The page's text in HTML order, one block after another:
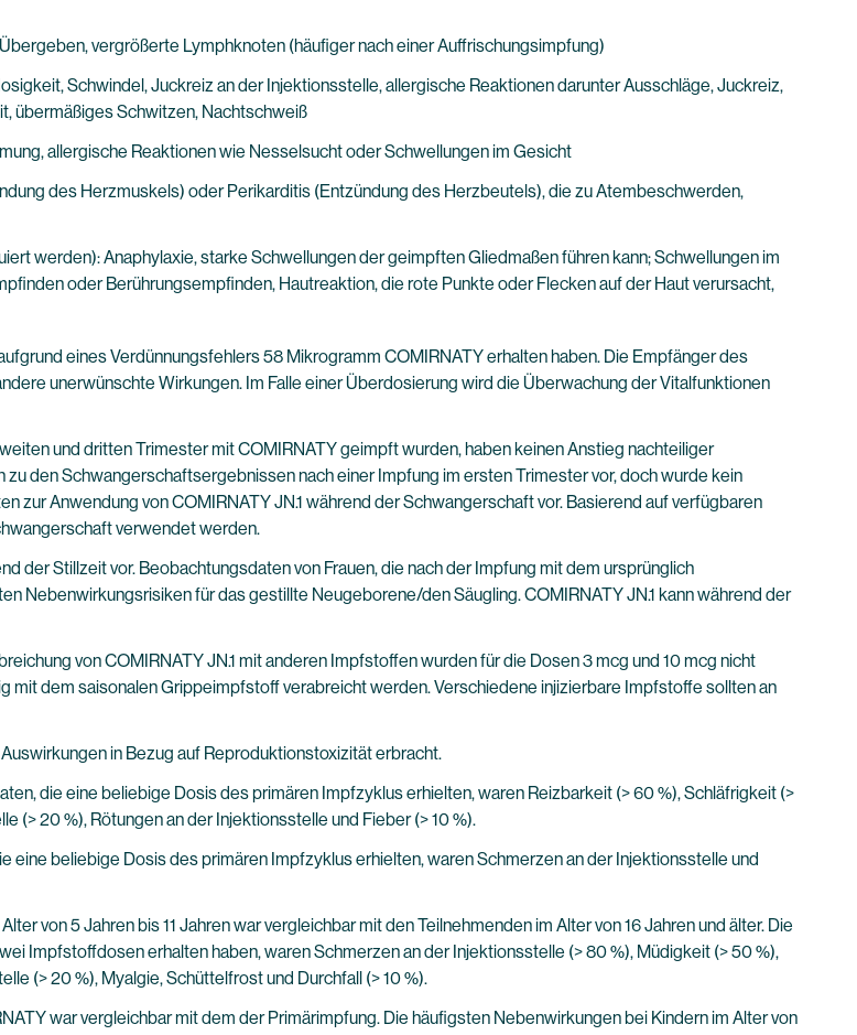
vergrößerte Lymphknoten (häufiger nach einer Auffrischungsimpfung)
Schwindel, Juckreiz an der Injektionsstelle, allergische Reaktionen darunter Ausschläge, Juckreiz,
übermäßiges Schwitzen, Nachtschweiß
allergische Reaktionen wie Nesselsucht oder Schwellungen im Gesicht
des Herzmuskels) oder Perikarditis (Entzündung des Herzbeutels), die zu Atembeschwerden,
werden): Anaphylaxie, starke Schwellungen der geimpften Gliedmaßen führen kann; Schwellungen im
oder Berührungsempfinden, Hautreaktion, die rote Punkte oder Flecken auf der Haut verursacht,
eines Verdünnungsfehlers 58 Mikrogramm COMIRNATY erhalten haben. Die Empfänger des
unerwünschte Wirkungen. Im Falle einer Überdosierung wird die Überwachung der Vitalfunktionen
und dritten Trimester mit COMIRNATY geimpft wurden, haben keinen Anstieg nachteiliger
den Schwangerschaftsergebnissen nach einer Impfung im ersten Trimester vor, doch wurde kein
Anwendung von COMIRNATY JN.1 während der Schwangerschaft vor. Basierend auf verfügbaren
verwendet werden.
der Stillzeit vor. Beobachtungsdaten von Frauen, die nach der Impfung mit dem ursprünglich
Nebenwirkungsrisiken für das gestillte Neugeborene/den Säugling. COMIRNATY JN.1 kann während der
von COMIRNATY JN.1 mit anderen Impfstoffen wurden für die Dosen 3 mcg und 10 mcg nicht
mit dem saisonalen Grippeimpfstoff verabreicht werden. Verschiedene injizierbare Impfstoffe sollten an
in Bezug auf Reproduktionstoxizität erbracht.
die eine beliebige Dosis des primären Impfzyklus erhielten, waren Reizbarkeit (> 60 %), Schläfrigkeit (>
(> 20 %), Rötungen an der Injektionsstelle und Fieber (> 10 %).
eine beliebige Dosis des primären Impfzyklus erhielten, waren Schmerzen an der Injektionsstelle und
von 5 Jahren bis 11 Jahren war vergleichbar mit den Teilnehmenden im Alter von 16 Jahren und älter. Die
Impfstoffdosen erhalten haben, waren Schmerzen an der Injektionsstelle (> 80 %), Müdigkeit (> 50 %),
(> 20 %), Myalgie, Schüttelfrost und Durchfall (> 10 %).
war vergleichbar mit dem der Primärimpfung. Die häufigsten Nebenwirkungen bei Kindern im Alter von